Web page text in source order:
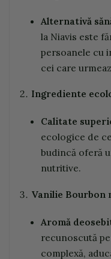
Alternativă
la Niavis este
persoanele cu
cei care
Ingrediente
Calitate
ecologice de
budincă oferă
nutritive.
Vanilie Bourbon
Aromă
recunoscută
complexă,